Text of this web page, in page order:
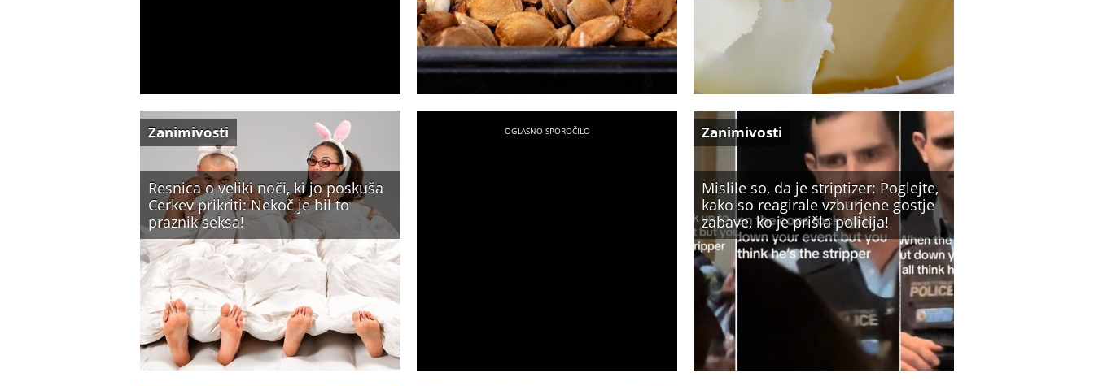
Resnica o veliki noči, ki jo poskuša
Cerkev prikriti: Nekoč je bil to
praznik seksa!
Zanimivosti
Mislile so, da je striptizer: Poglejte,
kako so reagirale vzburjene gostje
zabave, ko je prišla policija!
Zanimivosti